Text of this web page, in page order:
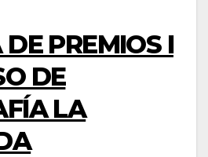
DE PREMIOS I
DE
LA